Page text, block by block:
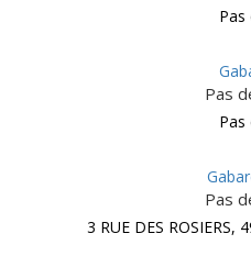
Pas
Pas
Pas
Pas
3 RUE DES